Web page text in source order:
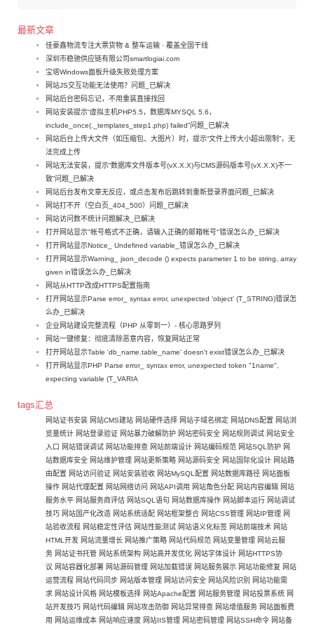
最新文章
佳豪鑫物流专注大票货物 & 整车运输 · 覆盖全国干线
深圳市稳驰供应链有限公司smartlogiai.com
宝塔Windows面板升级失败处理方案
网站JS交互功能无法使用？问题_已解决
网站后台密码忘记，不用重装直接找回
网站安装提示“虚拟主机PHP5.5，数据库MYSQL 5.6，
include_once(._templates_step1.php) failed”问题_已解决
网站后台上传大文件（如压缩包、大图片）时，提示“文件上传大小超出限制”，无
法完成上传
网站无法安装，提示“数据库文件版本号(vX.X.X)与CMS源码版本号(vX.X.X)不一
致”问题_已解决
网站后台发布文章无反应，或点击发布后跳转到重新登录界面问题_已解决
网站打不开（空白页_404_500）问题_已解决
网站访问数不统计问题解决_已解决
打开网站显示"帐号格式不正确，请输入正确的邮箱帐号"错误怎么办_已解决
打开网站显示Notice_ Undefined variable_错误怎么办_已解决
打开网站显示Warning_ json_decode () expects parameter 1 to be string, array
given in错误怎么办_已解决
网站从HTTP改成HTTPS配置指南
打开网站显示Parse error_ syntax error, unexpected 'object' (T_STRING)错误怎
么办_已解决
企业网站建设完整流程（PHP 从零到一）- 核心思路罗列
网站一键修复：彻底清除恶意内容，恢复网站正常
打开网站显示Table 'db_name.table_name' doesn't exist错误怎么办_已解决
打开网站显示PHP Parse error_ syntax error, unexpected token "1name",
expecting variable (T_VARIA
tags汇总
网站证书安装 网站CMS建站 网站硬件选择 网站子域名绑定 网站DNS配置 网站浏
览量统计 网站登录验证 网站暴力破解防护 网站密码安全 网站规则调试 网站安全
入口 网站错误调试 网站功能排查 网站前端设计 网站编码规范 网站SQL防护 网
站数据库安全 网站维护管理 网站更新策略 网站源码安全 网站国际化设计 网站路
由配置 网站访问验证 网站安装验收 网站MySQL配置 网站数据库路径 网站面板
操作 网站代理配置 网站网络访问 网站API调用 网站角色分配 网站内容编辑 网站
服务水平 网站服务商评估 网站SQL语句 网站数据库操作 网站脚本运行 网站调试
技巧 网站国产化改造 网站系统适配 网站框架整合 网站CSS管理 网站IP管理 网
站验收流程 网站稳定性评估 网站性能测试 网站语义化标签 网站前端技术 网站
HTML开发 网站流量增长 网站推广策略 网站代码规范 网站变量管理 网站云服
务 网站证书托管 网站系统架构 网站高并发优化 网站字体设计 网站HTTPS协
议 网站容器化部署 网站源码管理 网站加载错误 网站服务展示 网站功能修复 网站
运营流程 网站代码同步 网站版本管理 网站访问安全 网站风险识别
网站功能需
求 网站设计风格 网站模板选择 网站Apache配置 网站服务管理 网站投票系统 网
站开发技巧 网站代码编辑 网站攻击防御 网站异常排查 网站增值服务 网站面板费
用
网站运维成本 网站响应速度 网站IIS管理 网站密码管理 网站SSH命令 网站备